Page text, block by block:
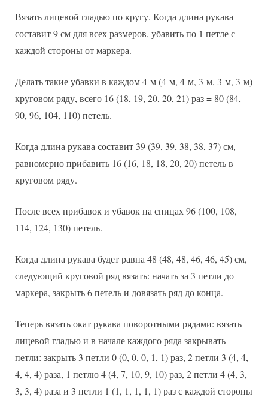
Вязать лицевой гладью по кругу. Когда длина рукава
составит 9 см для всех размеров, убавить по 1 петле с
каждой стороны от маркера.
Делать такие убавки в каждом 4-м (4-м, 4-м, 3-м, 3-м, 3-м)
круговом ряду, всего 16 (18, 19, 20, 20, 21) раз = 80 (84,
90, 96, 104, 110) петель.
Когда длина рукава составит 39 (39, 39, 38, 38, 37) см,
равномерно прибавить 16 (16, 18, 18, 20, 20) петель в
круговом ряду.
После всех прибавок и убавок на спицах 96 (100, 108,
114, 124, 130) петель.
Когда длина рукава будет равна 48 (48, 48, 46, 46, 45) см,
следующий круговой ряд вязать: начать за 3 петли до
маркера, закрыть 6 петель и довязать ряд до конца.
Теперь вязать окат рукава поворотными рядами: вязать
лицевой гладью и в начале каждого ряда закрывать
петли: закрыть 3 петли 0 (0, 0, 0, 1, 1) раз, 2 петли 3 (4, 4,
4, 4, 4) раза, 1 петлю 4 (4, 7, 10, 9, 10) раз, 2 петли 4 (4, 3,
3, 3, 4) раза и 3 петли 1 (1, 1, 1, 1, 1) раз с каждой стороны